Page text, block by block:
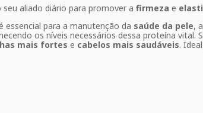
seu aliado diário para promover a firmeza e
essencial para a manutenção da saúde da pele,
os níveis necessários dessa proteína
mais fortes e cabelos mais saudáveis.